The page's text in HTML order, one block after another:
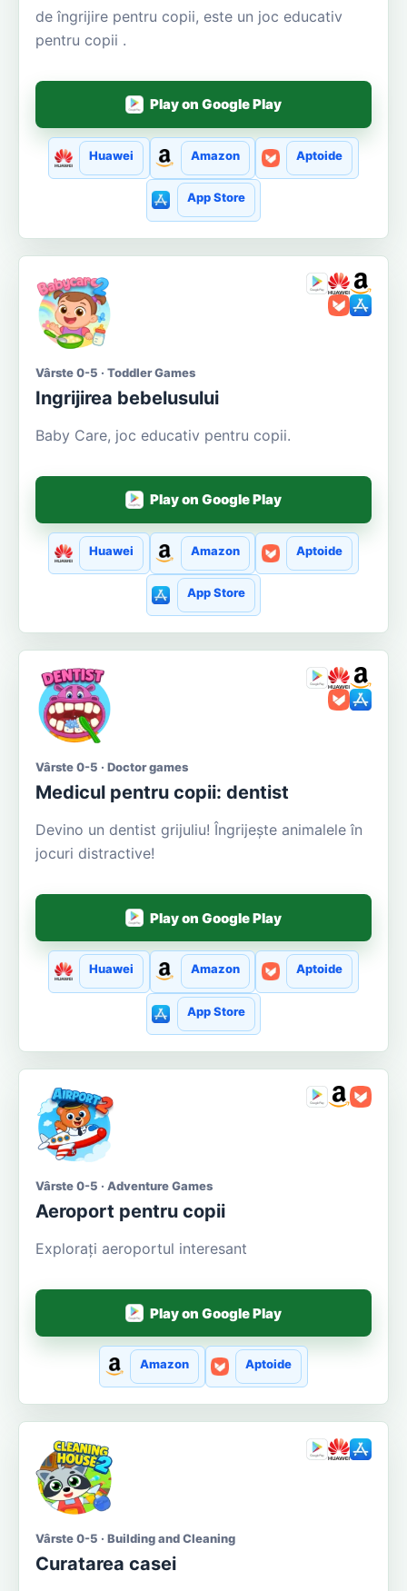
de îngrijire pentru copii, este un joc educativ
pentru copii .
Play on Google Play
Huawei Amazon Aptoide
App Store
Vârste 0-5 · Toddler Games
Ingrijirea bebelusului
Baby Care, joc educativ pentru copii.
Play on Google Play
Huawei Amazon Aptoide
App Store
Vârste 0-5 · Doctor games
Medicul pentru copii: dentist
Devino un dentist grijuliu! Îngrijește animalele în
jocuri distractive!
Play on Google Play
Huawei Amazon Aptoide
App Store
Vârste 0-5 · Adventure Games
Aeroport pentru copii
Explorați aeroportul interesant
Play on Google Play
Amazon Aptoide
Vârste 0-5 · Building and Cleaning
Curatarea casei